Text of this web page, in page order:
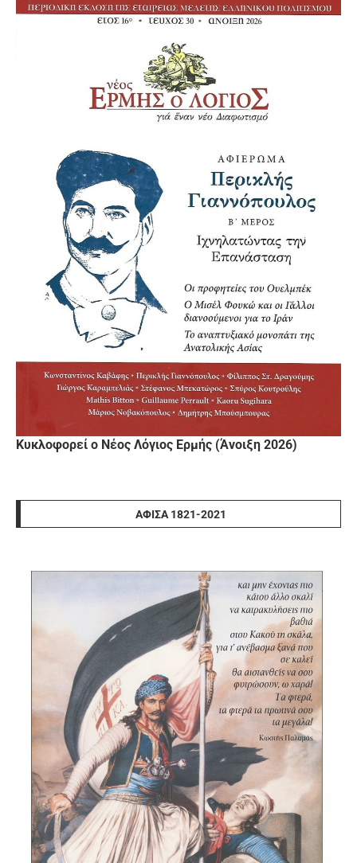
Κυκλοφορεί ο Νέος Λόγιος Ερμής (Άνοιξη 2026)
ΑΦΊΣΑ 1821-2021